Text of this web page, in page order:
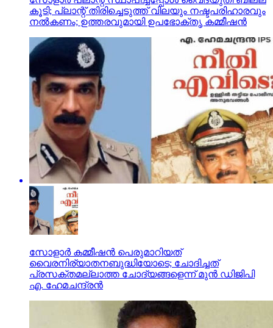
കൂടി; പ്ലാന്റ് തിരിച്ചെടുത്ത് വിലയും നഷ്ടപരിഹാരവും
നല്‍കണം; ഉത്തരവുമായി ഉപഭോക്തൃ കമ്മീഷന്‍
സോളാര്‍ കമ്മീഷന്‍ പെരുമാറിയത്
വൈരനിര്യാതനബുദ്ധിയോടെ; ചോദിച്ചത്
പ്രസക്തമല്ലാത്ത ചോദ്യങ്ങളെന്ന് മുന്‍ ഡിജിപി
എ. ഹേമചന്ദ്രന്‍